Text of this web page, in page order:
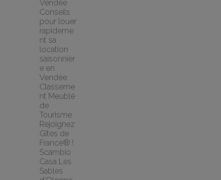
Vendée
Conseils
pour louer
rapideme
nt sa
location
saisonnièr
e en
Vendée
Classeme
nt Meublé
de
Tourisme
Rejoignez
Gîtes de
France® !
Scambio
Casa Les
Sables